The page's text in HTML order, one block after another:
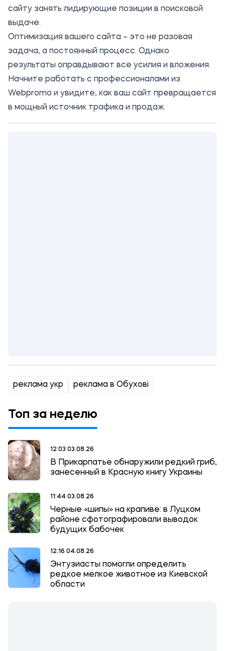
сайту занять лидирующие позиции в поисковой
выдаче.
Оптимизация вашего сайта – это не разовая
задача, а постоянный процесс. Однако
результаты оправдывают все усилия и вложения.
Начните работать с профессионалами из
Webpromo и увидите, как ваш сайт превращается
в мощный источник трафика и продаж.
реклама укр реклама в Обухові
Топ за неделю
12:03 03.08.26
В Прикарпатье обнаружили редкий гриб,
занесенный в Красную книгу Украины
11:44 03.08.26
Черные «шипы» на крапиве: в Луцком
районе сфотографировали выводок
будущих бабочек
12:16 04.08.26
Энтузиасты помогли определить
редкое мелкое животное из Киевской
области